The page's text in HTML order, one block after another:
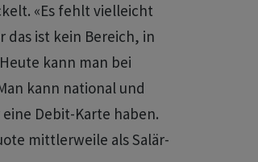
«Es fehlt vielleicht
das ist kein Bereich, in
kann man bei
kann national und
Debit-Karte haben.
mittlerweile als Salär-